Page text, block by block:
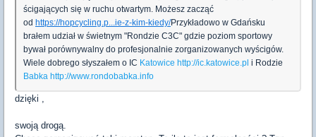
ścigających się w ruchu otwartym. Możesz zacząć
od https://hopcycling.p...ie-z-kim-kiedy/Przykładowo w Gdańsku
brałem udział w świetnym "Rondzie C3C" gdzie poziom sportowy
bywał porównywalny do profesjonalnie zorganizowanych wyścigów.
Wiele dobrego słyszałem o IC Katowice http://ic.katowice.pl i Rodzie
Babka http://www.rondobabka.info
dzięki ,
swoją drogą.